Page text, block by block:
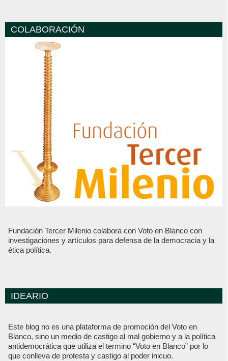
COLABORACIÓN
Fundación Tercer Milenio colabora con Voto en Blanco con
investigaciones y artículos para defensa de la democracia y la
ética política.
IDEARIO
Este blog no es una plataforma de promoción del Voto en
Blanco, sino un medio de castigo al mal gobierno y a la política
antidemocrática que utiliza el termino “Voto en Blanco” por lo
que conlleva de protesta y castigo al poder inicuo.